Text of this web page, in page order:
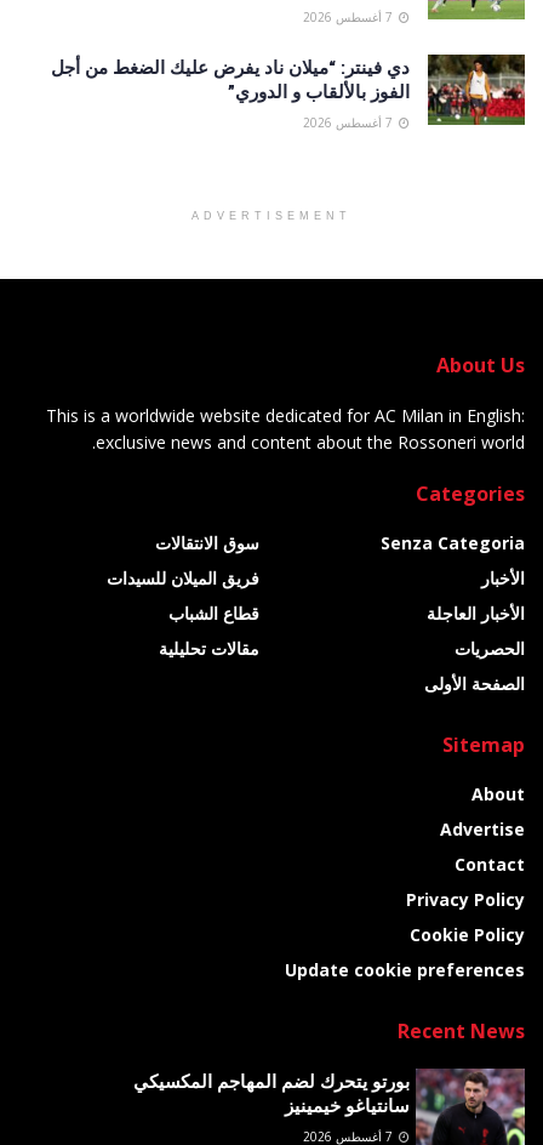
دي فينتر: “ميلان ناد يفرض عليك الضغط من أجل
الفوز بالألقاب و الدوري”
ADVERTISEMENT
About Us
This is a worldwide website dedicated for AC Milan in English:
exclusive news and content about the Rossoneri world.
Categories
Senza Categoria
الأخبار
الأخبار العاجلة
الحصريات
الصفحة الأولى
سوق الانتقالات
فريق الميلان للسيدات
قطاع الشباب
مقالات تحليلية
Sitemap
About
Advertise
Contact
Privacy Policy
Cookie Policy
Update cookie preferences
Recent News
بورتو يتحرك لضم المهاجم المكسيكي
سانتياغو خيمينيز